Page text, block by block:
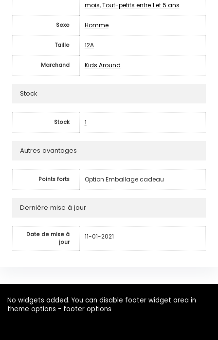
mois,Tout-petits entre 1 et 5 ans
Sexe Homme
Taille 12A
Marchand Kids Around
Stock
Stock 1
Autres avantages
Points forts Option Emballage cadeau
Dernière mise à jour
Date de mise à
jour
11-01-2021
No widgets added. You can disable footer widget area in
theme options - footer options